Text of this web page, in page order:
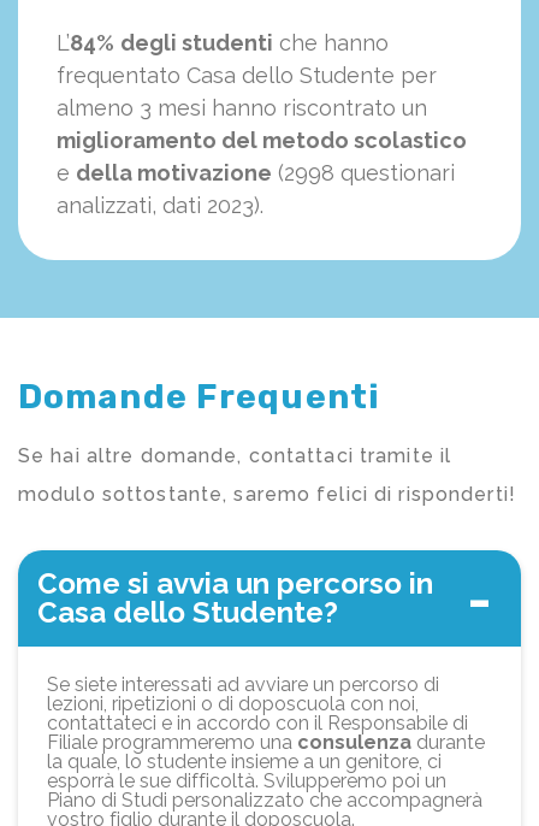
L’84% degli studenti che hanno
frequentato Casa dello Studente per
almeno 3 mesi hanno riscontrato un
miglioramento del metodo scolastico
e della motivazione (2998 questionari
analizzati, dati 2023).
Domande Frequenti
Se hai altre domande, contattaci tramite il
modulo sottostante, saremo felici di risponderti!
Come si avvia un percorso in
Casa dello Studente?
Se siete interessati ad avviare un percorso di
lezioni, ripetizioni o di doposcuola con noi,
contattateci e in accordo con il Responsabile di
Filiale programmeremo una consulenza durante
la quale, lo studente insieme a un genitore, ci
esporrà le sue difficoltà. Svilupperemo poi un
Piano di Studi personalizzato che accompagnerà
vostro figlio durante il doposcuola.